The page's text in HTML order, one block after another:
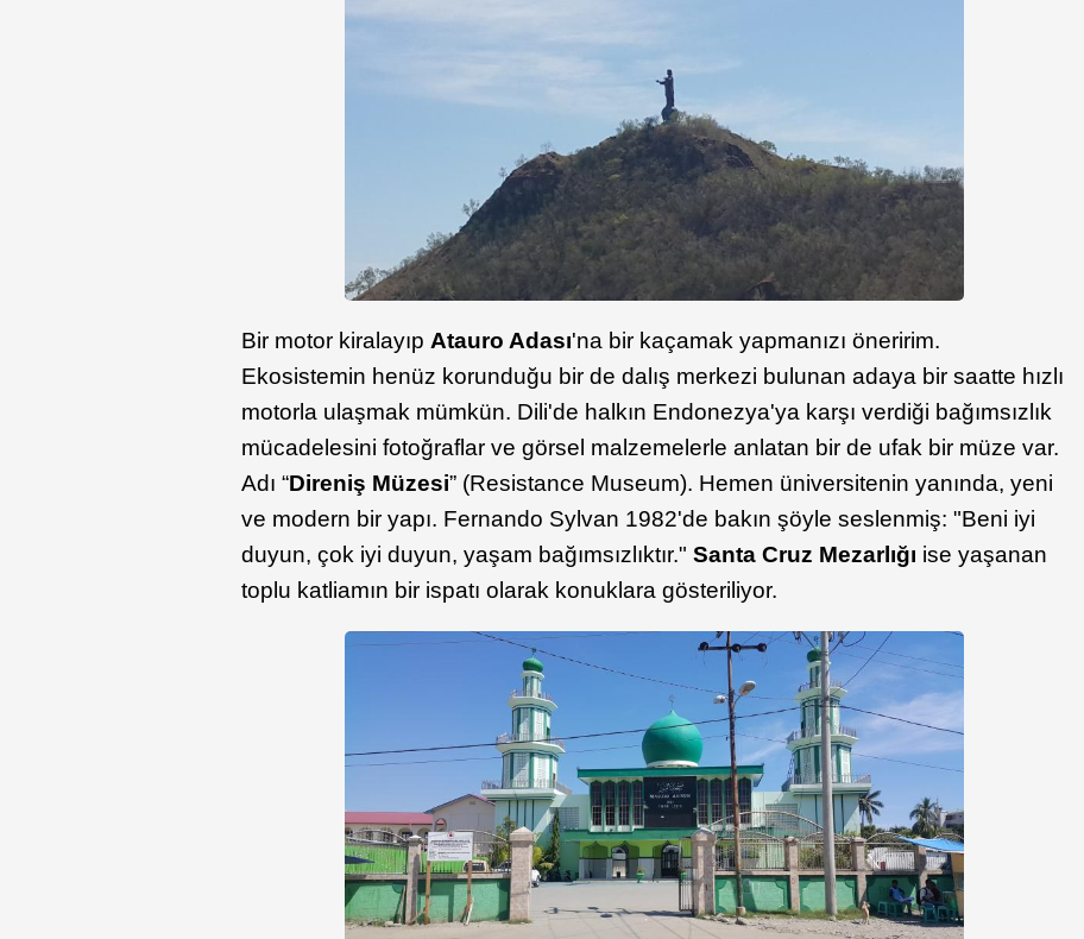
Bir motor kiralayıp Atauro Adası'na bir kaçamak yapmanızı öneririm.
Ekosistemin henüz korunduğu bir de dalış merkezi bulunan adaya bir saatte hızlı
motorla ulaşmak mümkün. Dili'de halkın Endonezya'ya karşı verdiği bağımsızlık
mücadelesini fotoğraflar ve görsel malzemelerle anlatan bir de ufak bir müze var.
Adı “Direniş Müzesi” (Resistance Museum). Hemen üniversitenin yanında, yeni
ve modern bir yapı. Fernando Sylvan 1982'de bakın şöyle seslenmiş: "Beni iyi
duyun, çok iyi duyun, yaşam bağımsızlıktır."Santa Cruz Mezarlığı ise yaşanan
toplu katliamın bir ispatı olarak konuklara gösteriliyor.